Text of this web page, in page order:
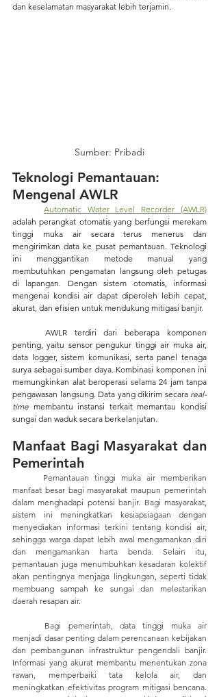
dan keselamatan masyarakat lebih terjamin.
Sumber: Pribadi
Teknologi Pemantauan:
Mengenal AWLR
Automatic Water Level Recorder (AWLR)
adalah perangkat otomatis yang berfungsi merekam
tinggi muka air secara terus menerus dan
mengirimkan data ke pusat pemantauan. Teknologi
ini menggantikan metode manual yang
membutuhkan pengamatan langsung oleh petugas
di lapangan. Dengan sistem otomatis, informasi
mengenai kondisi air dapat diperoleh lebih cepat,
akurat, dan efisien untuk mendukung mitigasi banjir.
AWLR terdiri dari beberapa komponen
penting, yaitu sensor pengukur tinggi air muka air,
data logger, sistem komunikasi, serta panel tenaga
surya sebagai sumber daya. Kombinasi komponen ini
memungkinkan alat beroperasi selama 24 jam tanpa
pengawasan langsung. Data yang dikirim secara real-
time membantu instansi terkait memantau kondisi
sungai dan waduk secara berkelanjutan.
Manfaat Bagi Masyarakat dan
Pemerintah
manfaat besar bagi masyarakat maupun pemerintah
dalam menghadapi potensi banjir. Bagi masyarakat,
sistem ini meningkatkan kesiapsiagaan dengan
menyediakan informasi terkini tentang kondisi air,
sehingga warga dapat lebih awal mengamankan diri
dan mengamankan harta benda. Selain itu,
pemantauan juga menumbuhkan kesadaran kolektif
akan pentingnya menjaga lingkungan, seperti tidak
membuang sampah ke sungai dan melestarikan
daerah resapan air.
menjadi dasar penting dalam perencanaan kebijakan
dan pembangunan infrastruktur pengendali banjir.
Informasi yang akurat membantu menentukan zona
rawan, memperbaiki tata kelola air, dan
meningkatkan efektivitas program mitigasi bencana.